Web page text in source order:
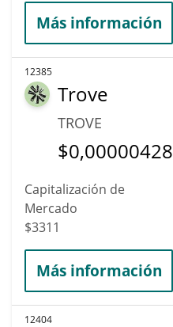
Más información
12385
Trove
TROVE
$0,00000428
Capitalización de
Mercado
$3311
Más información
12404